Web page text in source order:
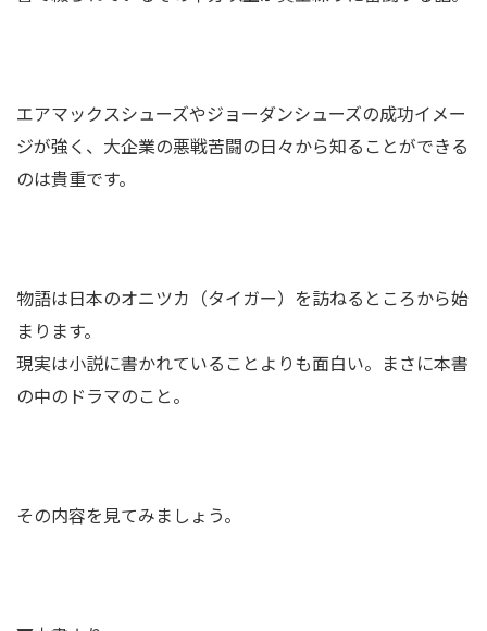
エアマックスシューズやジョーダンシューズの成功イメー
ジが強く、大企業の悪戦苦闘の日々から知ることができる
のは貴重です。
物語は日本のオニツカ（タイガー）を訪ねるところから始
まります。
現実は小説に書かれていることよりも面白い。まさに本書
の中のドラマのこと。
その内容を見てみましょう。